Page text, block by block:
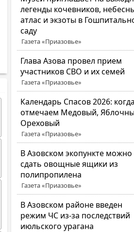
легенды кочевников,
атлас и экзоты в
саду
Газета «Приазовье»
Глава Азова провел прием
участников СВО и их семей
Газета «Приазовье»
Календарь Спасов 2026: когда
отмечаем Медовый,
Ореховый
Газета «Приазовье»
В Азовском экопункте можно
сдать овощные ящики из
полипропилена
Газета «Приазовье»
В Азовском районе введен
режим ЧС из-за последствий
июльского урагана